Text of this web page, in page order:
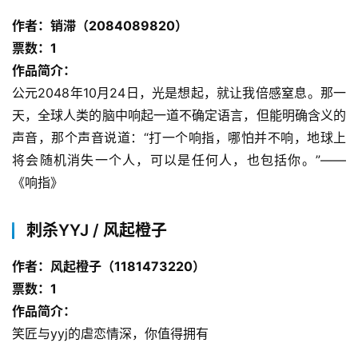
作者：销滞（2084089820）
票数：1
作品简介：
公元2048年10月24日，光是想起，就让我倍感窒息。那一
天，全球人类的脑中响起一道不确定语言，但能明确含义的
声音，那个声音说道：“打一个响指，哪怕并不响，地球上
将会随机消失一个人，可以是任何人，也包括你。”——
《响指》
刺杀YYJ / 风起橙子
作者：风起橙子（1181473220）
票数：1
作品简介：
笑匠与yyj的虐恋情深，你值得拥有